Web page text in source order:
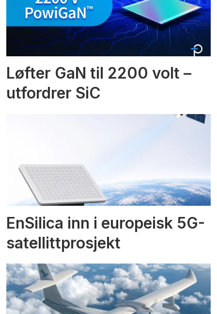
Løfter GaN til 2200 volt –
utfordrer SiC
EnSilica inn i europeisk 5G-
satellittprosjekt